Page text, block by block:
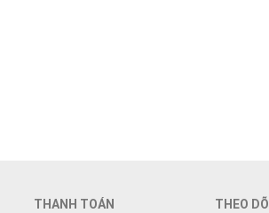
THANH TOÁN
THEO DÕI